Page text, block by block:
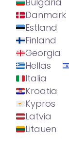
Danmark
Estland
Finland
Georgia
Hellas
Italia
Kroatia
Kypros
Latvia
Litauen